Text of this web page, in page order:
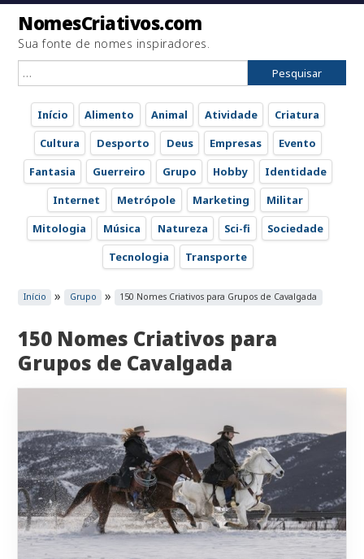
NomesCriativos.com
Sua fonte de nomes inspiradores.
por:
Início Alimento Animal Atividade
Criatura
Cultura
Desporto Deus Empresas
Evento
Fantasia
Guerreiro Grupo Hobby
Identidade
Internet
Metrópole Marketing
Militar
Mitologia
Música Natureza Sci-fi
Sociedade
Tecnologia
Transporte
Início » Grupo » 150 Nomes Criativos para Grupos de Cavalgada
150 Nomes Criativos para
Grupos de Cavalgada